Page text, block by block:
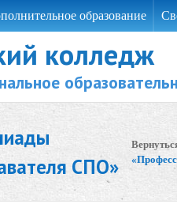
образование
колледж
СПО»